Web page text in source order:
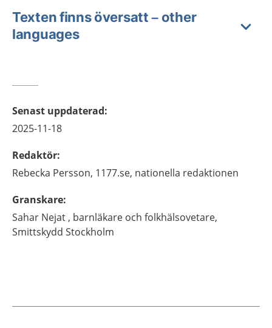
Texten finns översatt – other
languages
Senast uppdaterad:
2025-11-18
Redaktör:
Rebecka Persson, 1177.se, nationella redaktionen
Granskare:
Sahar Nejat , barnläkare och folkhälsovetare,
Smittskydd Stockholm